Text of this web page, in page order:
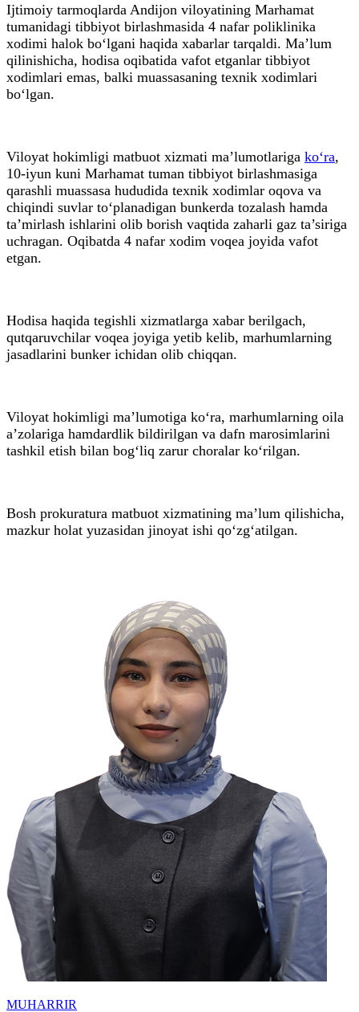
Ijtimoiy tarmoqlarda Andijon viloyatining Marhamat
tumanidagi tibbiyot birlashmasida 4 nafar poliklinika
xodimi halok bo‘lgani haqida xabarlar tarqaldi. Ma’lum
qilinishicha, hodisa oqibatida vafot etganlar tibbiyot
xodimlari emas, balki muassasaning texnik xodimlari
bo‘lgan.
Viloyat hokimligi matbuot xizmati ma’lumotlariga ko‘ra,
10-iyun kuni Marhamat tuman tibbiyot birlashmasiga
qarashli muassasa hududida texnik xodimlar oqova va
chiqindi suvlar to‘planadigan bunkerda tozalash hamda
ta’mirlash ishlarini olib borish vaqtida zaharli gaz ta’siriga
uchragan. Oqibatda 4 nafar xodim voqea joyida vafot
etgan.
Hodisa haqida tegishli xizmatlarga xabar berilgach,
qutqaruvchilar voqea joyiga yetib kelib, marhumlarning
jasadlarini bunker ichidan olib chiqqan.
Viloyat hokimligi ma’lumotiga ko‘ra, marhumlarning oila
a’zolariga hamdardlik bildirilgan va dafn marosimlarini
tashkil etish bilan bog‘liq zarur choralar ko‘rilgan.
Bosh prokuratura matbuot xizmatining ma’lum qilishicha,
mazkur holat yuzasidan jinoyat ishi qo‘zg‘atilgan.
MUHARRIR